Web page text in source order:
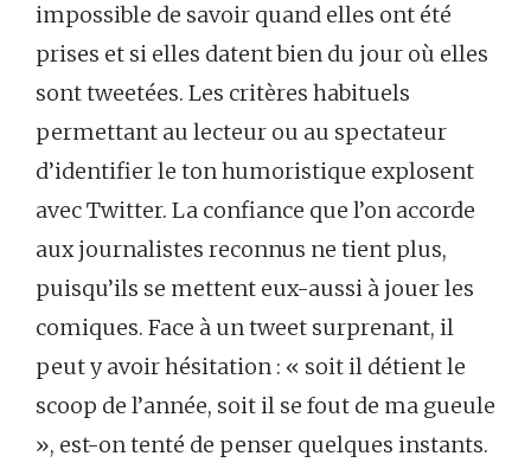
impossible de savoir quand elles ont été
prises et si elles datent bien du jour où elles
sont tweetées. Les critères habituels
permettant au lecteur ou au spectateur
d’identifier le ton humoristique explosent
avec Twitter. La confiance que l’on accorde
aux journalistes reconnus ne tient plus,
puisqu’ils se mettent eux-aussi à jouer les
comiques. Face à un tweet surprenant, il
peut y avoir hésitation : « soit il détient le
scoop de l’année, soit il se fout de ma gueule
», est-on tenté de penser quelques instants.